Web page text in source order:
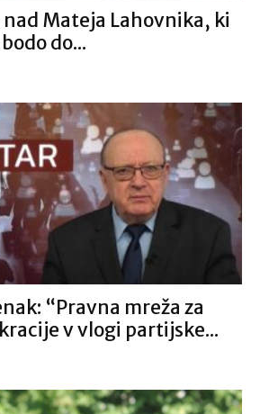
Mateja Lahovnika, ki
do...
“Pravna mreža za
v vlogi partijske...